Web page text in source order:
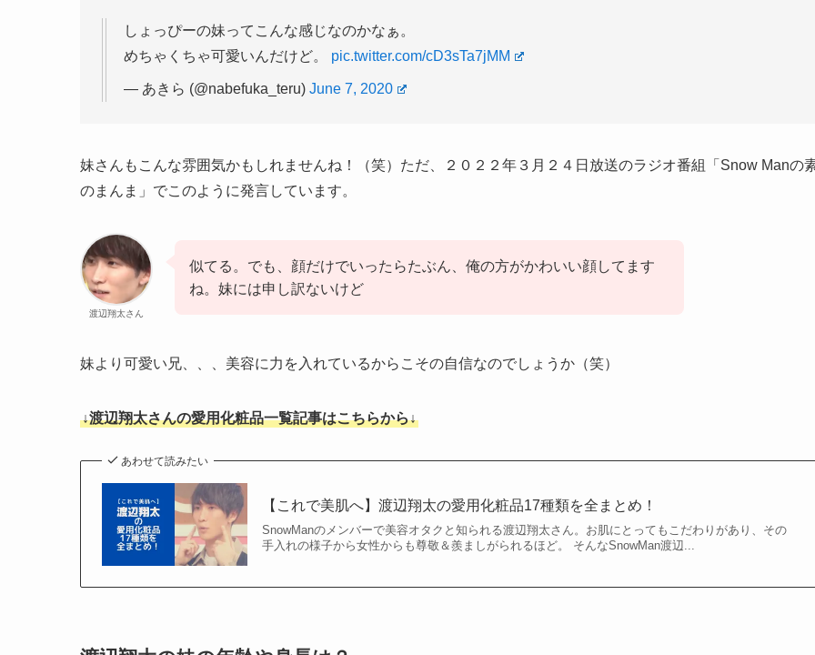
しょっぴーの妹ってこんな感じなのかなぁ。
めちゃくちゃ可愛いんだけど。 pic.twitter.com/cD3sTa7jMM
— あきら (@nabefuka_teru) June 7, 2020
妹さんもこんな雰囲気かもしれませんね！（笑）ただ、２０２２年３月２４日放送のラジオ番組「Snow Manの
のまんま」でこのように発言しています。
渡辺翔太さん
似てる。でも、顔だけでいったらたぶん、俺の方がかわいい顔してます
ね。妹には申し訳ないけど
妹より可愛い兄、、、美容に力を入れているからこその自信なのでしょうか（笑）
↓渡辺翔太さんの愛用化粧品一覧記事はこちらから↓
あわせて読みたい
【これで美肌へ】渡辺翔太の愛用化粧品17種類を全まとめ！
SnowManのメンバーで美容オタクと知られる渡辺翔太さん。お肌にとってもこだわりがあり、その
手入れの様子から女性からも尊敬＆羨ましがられるほど。 そんなSnowMan渡辺...